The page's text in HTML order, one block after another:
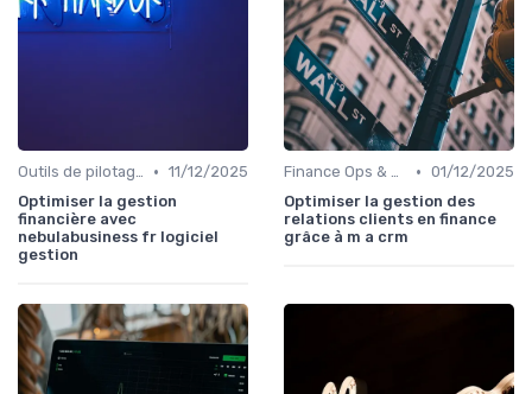
Outils de pilotage financier & EPM • 11/12/2025
Optimiser la gestion
financière avec
nebulabusiness fr logiciel
gestion
Finance Ops & digitalisation • 01/12/2025
Optimiser la gestion des
relations clients en finance
grâce à m a crm